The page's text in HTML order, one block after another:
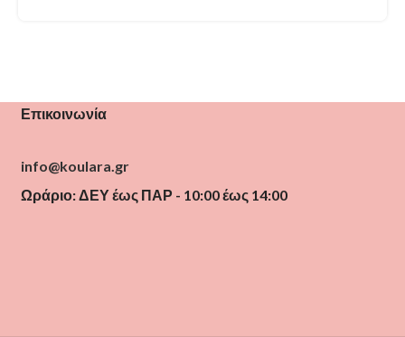
Επικοινωνία
info@koulara.gr
Ωράριο: ΔΕΥ έως ΠΑΡ - 10:00 έως 14:00